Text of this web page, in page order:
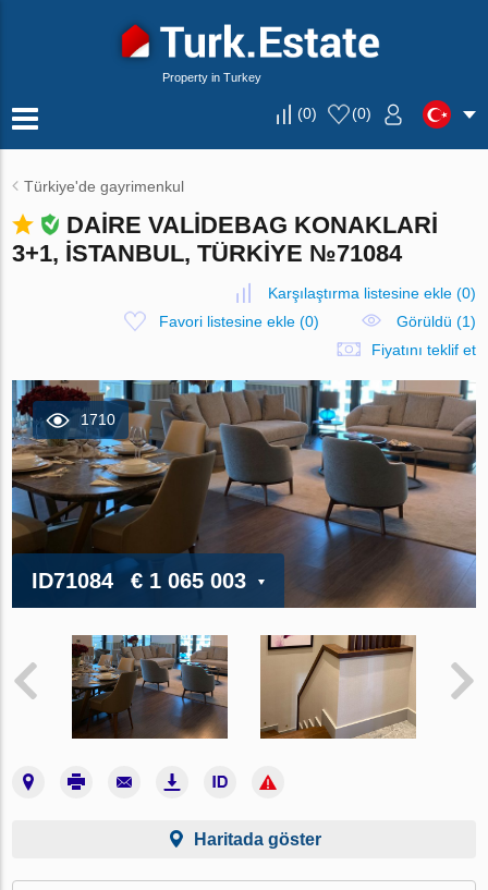
Property in Turkey
(0) (0)
Türkiye'de gayrimenkul
DAIRE VALIDEBAG KONAKLARI
3+1, İSTANBUL, TÜRKIYE №71084
Karşılaştırma listesine ekle(0)
Favori listesine ekle(0)
Görüldü (1)
Fiyatını teklif et
1710
ID71084 € 1 065 003
Haritada göster